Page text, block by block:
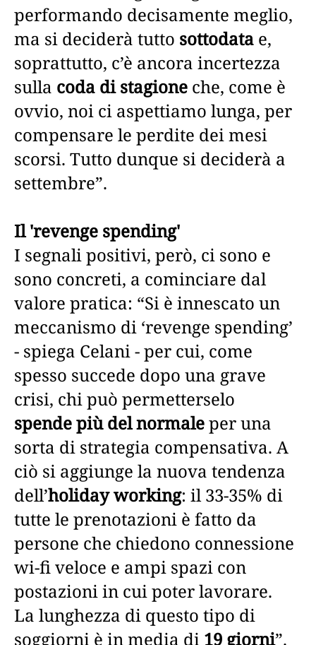
performando decisamente meglio,
ma si deciderà tutto sottodata e,
soprattutto, c’è ancora incertezza
sulla coda di stagione che, come è
ovvio, noi ci aspettiamo lunga, per
compensare le perdite dei mesi
scorsi. Tutto dunque si deciderà a
settembre”.
Il 'revenge spending'
I segnali positivi, però, ci sono e
sono concreti, a cominciare dal
valore pratica: “Si è innescato un
meccanismo di ‘revenge spending’
- spiega Celani - per cui, come
spesso succede dopo una grave
crisi, chi può permetterselo
spende più del normaleper una
sorta di strategia compensativa. A
ciò si aggiunge la nuova tendenza
dell’holiday working: il 33-35% di
tutte le prenotazioni è fatto da
persone che chiedono connessione
wi-fi veloce e ampi spazi con
postazioni in cui poter lavorare.
La lunghezza di questo tipo di
soggiorni è in media di 19 giorni”.